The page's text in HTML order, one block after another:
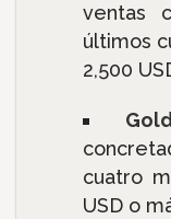
ventas
últimos
2,500
cuatro
USD o